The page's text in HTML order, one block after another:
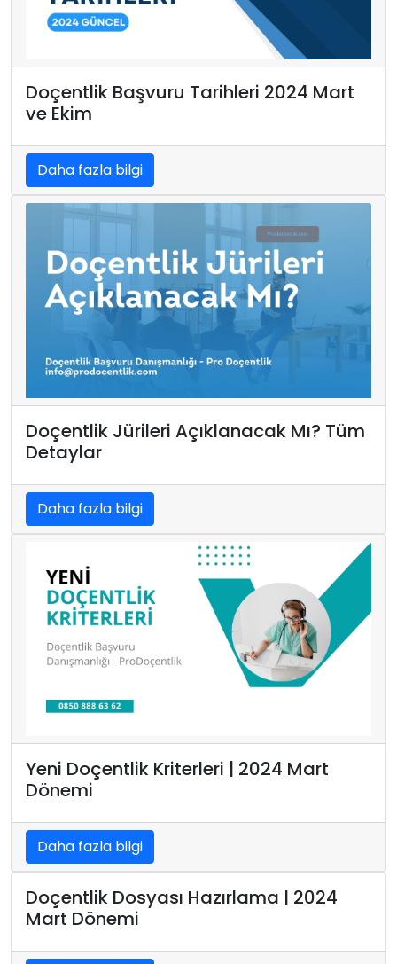
Doçentlik Başvuru Tarihleri 2024 Mart
ve Ekim
Daha fazla bilgi
Doçentlik Jürileri Açıklanacak Mı? Tüm
Detaylar
Daha fazla bilgi
Yeni Doçentlik Kriterleri | 2024 Mart
Dönemi
Daha fazla bilgi
Doçentlik Dosyası Hazırlama | 2024
Mart Dönemi